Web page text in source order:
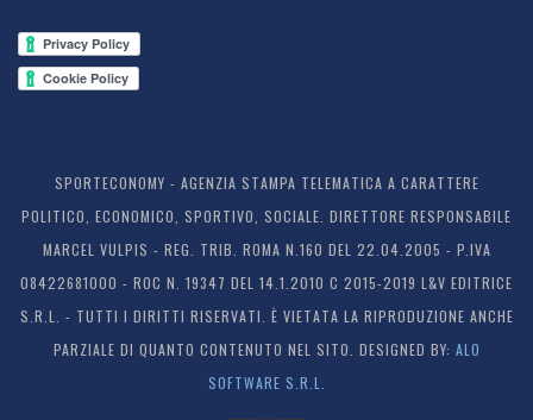
SPORTECONOMY - AGENZIA STAMPA TELEMATICA A CARATTERE
POLITICO, ECONOMICO, SPORTIVO, SOCIALE. DIRETTORE RESPONSABILE
MARCEL VULPIS - REG. TRIB. ROMA N.160 DEL 22.04.2005 - P.IVA
08422681000 - ROC N. 19347 DEL 14.1.2010 C 2015-2019 L&V EDITRICE
S.R.L. - TUTTI I DIRITTI RISERVATI. È VIETATA LA RIPRODUZIONE ANCHE
PARZIALE DI QUANTO CONTENUTO NEL SITO. DESIGNED BY: ALO
SOFTWARE S.R.L.